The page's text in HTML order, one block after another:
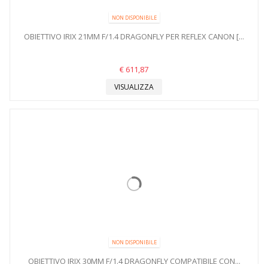
NON DISPONIBILE
OBIETTIVO IRIX 21MM F/1.4 DRAGONFLY PER REFLEX CANON [...
€ 611,87
VISUALIZZA
NON DISPONIBILE
OBIETTIVO IRIX 30MM F/1.4 DRAGONFLY COMPATIBILE CON...